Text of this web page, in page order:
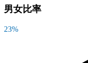
男女比率
23%